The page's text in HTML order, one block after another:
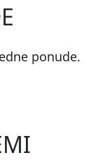
ponude.